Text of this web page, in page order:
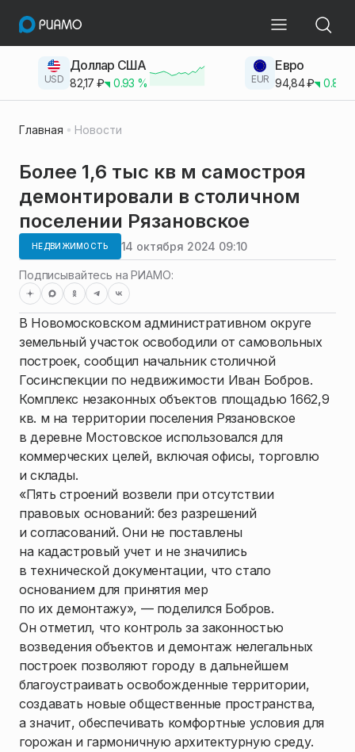
USD
Доллар США
82,17 ₽ 0.93 % EUR
Евро
94,84₽ 0.83
Главная Новости
Более 1,6 тыс кв м самостроя
демонтировали в столичном
поселении Рязановское
НЕДВИЖИМОСТЬ 14 октября 2024 09:10
Подписывайтесь на РИАМО:
В Новомосковском административном округе
земельный участок освободили от самовольных
построек, сообщил начальник столичной
Госинспекции по недвижимости Иван Бобров.
Комплекс незаконных объектов площадью 1662,9
кв. м на территории поселения Рязановское
в деревне Мостовское использовался для
коммерческих целей, включая офисы, торговлю
и склады.
«Пять строений возвели при отсутствии
правовых оснований: без разрешений
и согласований. Они не поставлены
на кадастровый учет и не значились
в технической документации, что стало
основанием для принятия мер
по их демонтажу», — поделился Бобров.
Он отметил, что контроль за законностью
возведения объектов и демонтаж нелегальных
построек позволяют городу в дальнейшем
благоустраивать освобожденные территории,
создавать новые общественные пространства,
а значит, обеспечивать комфортные условия для
горожан и гармоничную архитектурную среду.